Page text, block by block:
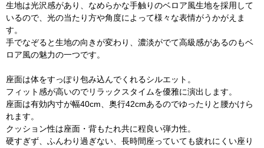
生地は光沢感があり、なめらかな手触りのベロア風生地を採用して
いるので、光の当たり方や角度によって様々な表情がうかがえま
す。
手でなぞると生地の向きが変わり、濃淡がでて高級感があるのもベ
ロア風の魅力の一つです。
座面は体をすっぽり包み込んでくれるシルエット。
フィット感が高いのでリラックスタイムを優雅に演出します。
座面は有効内寸が幅40cm、奥行42cmあるのでゆったりと腰かけら
れます。
クッション性は座面・背もたれ共に程良い弾力性。
硬すぎず、ふんわり過ぎない、長時間座っていても疲れにくい座り